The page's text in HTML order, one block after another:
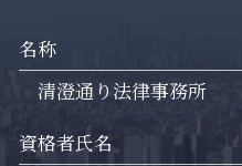
名称
清澄通り法律事務所
資格者氏名